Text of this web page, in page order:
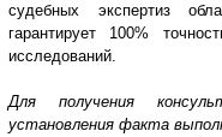
судебных экспертиз
гарантирует 100%
исследований.
Для получения
установления факта